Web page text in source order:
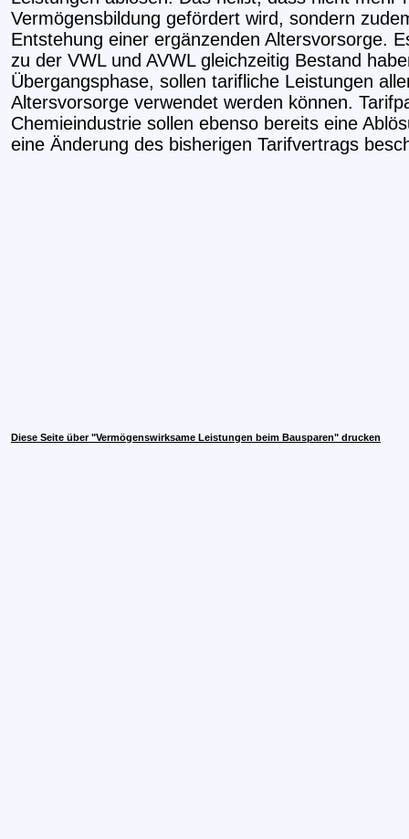
Vermögensbildung gefördert wird, sondern
Entstehung einer ergänzenden Altersvorsorge.
zu der VWL und AVWL gleichzeitig Bestand
Übergangsphase, sollen tarifliche Leistungen
Altersvorsorge verwendet werden können.
Chemieindustrie sollen ebenso bereits eine
eine Änderung des bisherigen Tarifvertrags
Diese Seite über "Vermögenswirksame Leistungen beim Bausparen" drucken